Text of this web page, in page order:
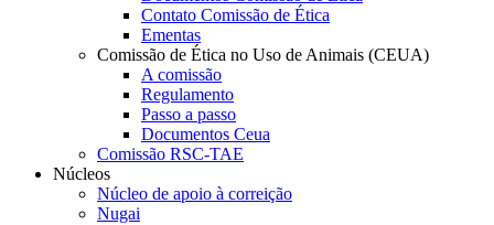
Contato Comissão de Ética
Ementas
Comissão de Ética no Uso de Animais (CEUA)
A comissão
Regulamento
Passo a passo
Documentos Ceua
Comissão RSC-TAE
Núcleos
Núcleo de apoio à correição
Nugai